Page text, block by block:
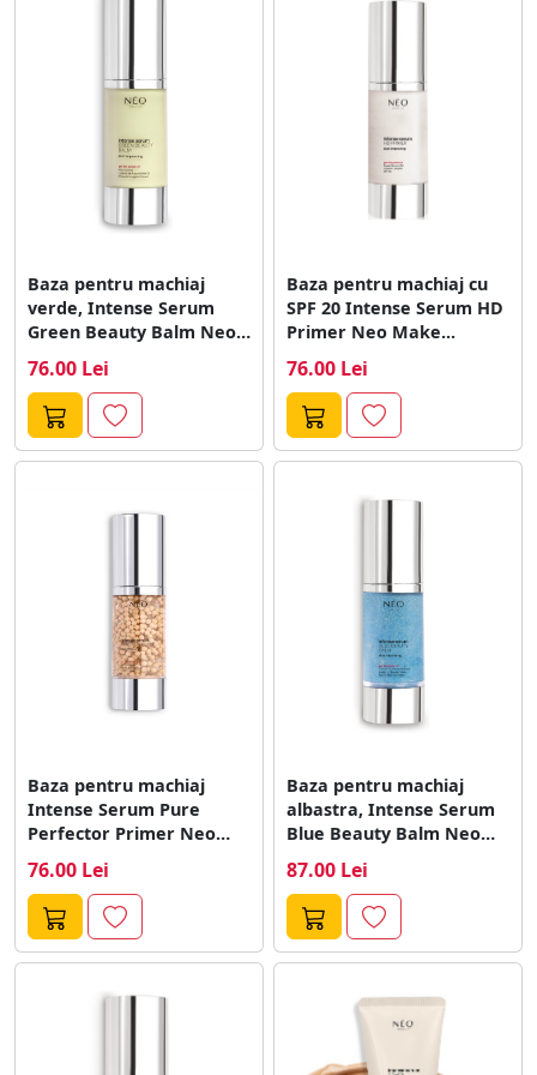
Baza pentru machiaj
verde, Intense Serum
Green Beauty Balm Neo
76.00 Lei
Baza pentru machiaj cu
SPF 20 Intense Serum HD
Primer Neo Make...
76.00 Lei
Baza pentru machiaj
Intense Serum Pure
Perfector Primer Neo
76.00 Lei
Baza pentru machiaj
albastra, Intense Serum
Blue Beauty Balm Neo
87.00 Lei